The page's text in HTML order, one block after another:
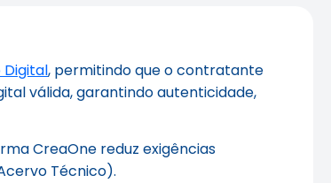
Digital, permitindo que o contratante
válida, garantindo autenticidade,
CreaOne reduz exigências
Técnico).